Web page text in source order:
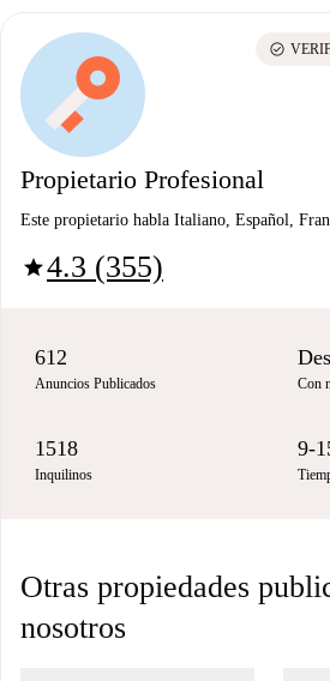
Propietario Profesional
Este propietario habla Italiano, Español,
star4.3 (355)
check_circle
612
Anuncios Publicados Con
1518
Inquilinos
9-
Otras propiedades
nosotros